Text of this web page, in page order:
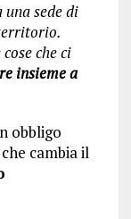
sede di
che ci
insieme a
obbligo
cambia il